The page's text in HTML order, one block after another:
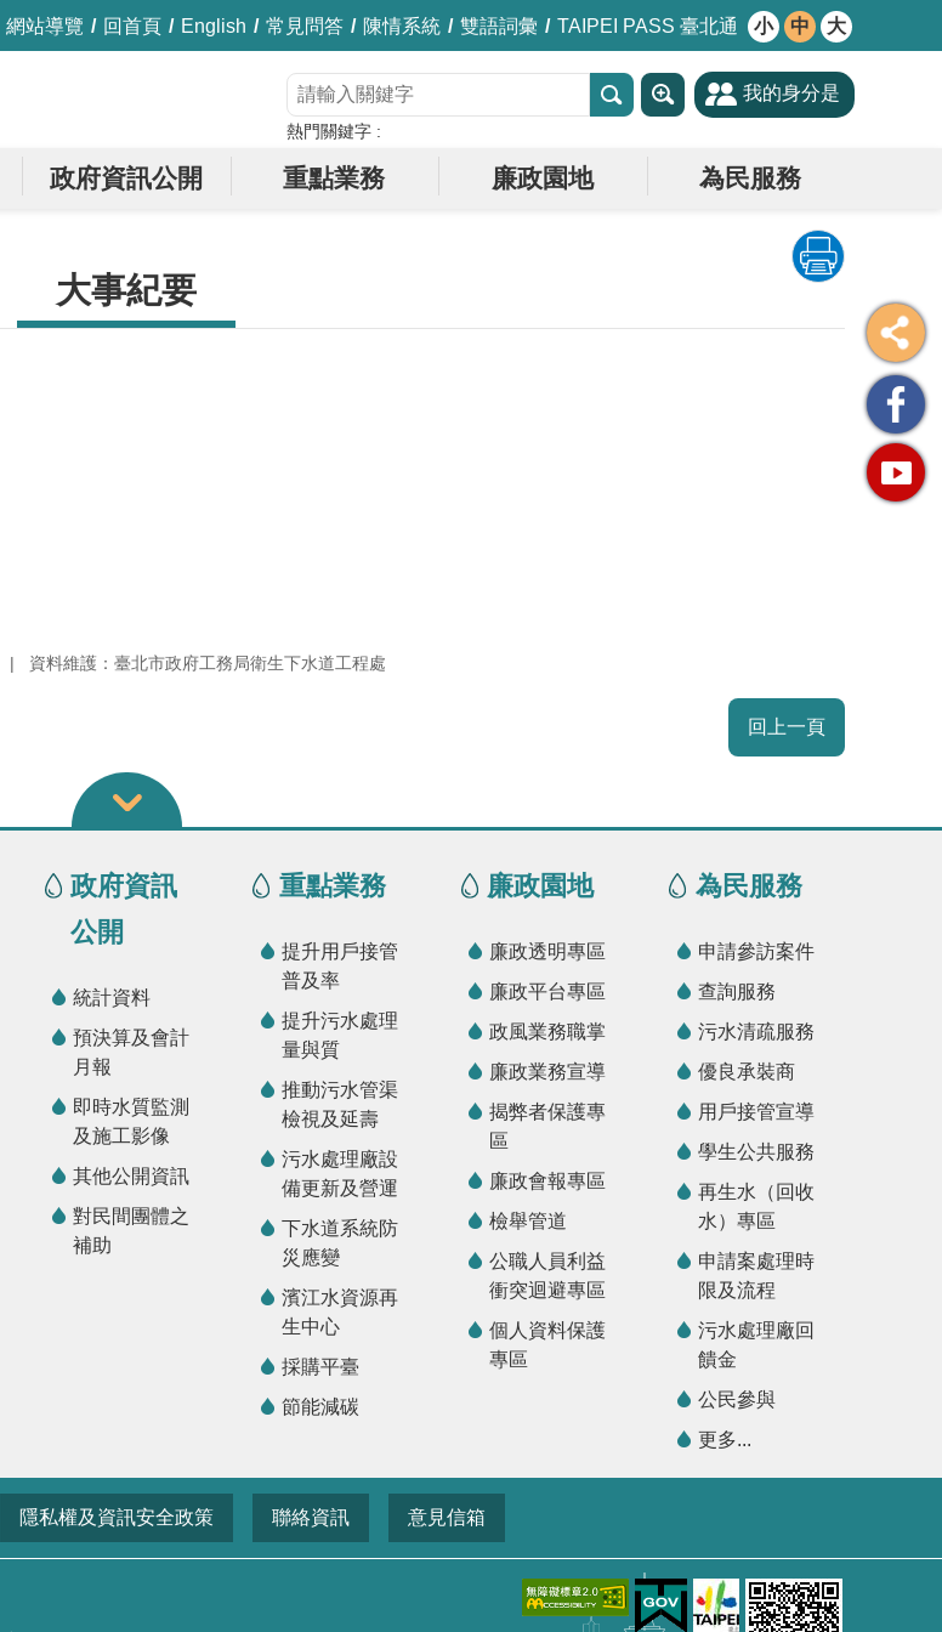
網站導覽 回首頁 English 常見問答 陳情系統 雙語詞彙 TAIPEI PASS 臺北通 小 中 大
熱門關鍵字
我的身分是
政府資訊公開 重點業務 廉政園地 為民服務
大事紀要
資料維護：臺北市政府工務局衛生下水道工程處
回上一頁
政府資訊
公開
統計資料
預決算及會計
月報
即時水質監測
及施工影像
其他公開資訊
對民間團體之
補助
重點業務
提升用戶接管
普及率
提升污水處理
量與質
推動污水管渠
檢視及延壽
污水處理廠設
備更新及營運
下水道系統防
災應變
濱江水資源再
生中心
採購平臺
節能減碳
廉政園地
廉政透明專區
廉政平台專區
政風業務職掌
廉政業務宣導
揭弊者保護專
區
廉政會報專區
檢舉管道
公職人員利益
衝突迴避專區
個人資料保護
專區
為民服務
申請參訪案件
查詢服務
污水清疏服務
優良承裝商
用戶接管宣導
學生公共服務
再生水（回收
水）專區
申請案處理時
限及流程
污水處理廠回
饋金
公民參與
更多...
隱私權及資訊安全政策 聯絡資訊 意見信箱